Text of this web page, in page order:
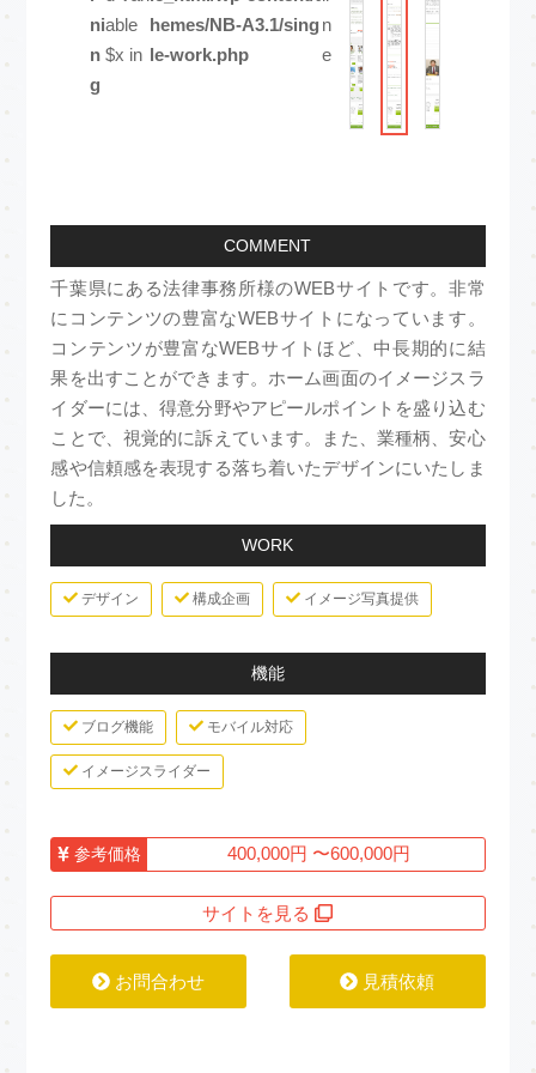
ni
n
g
able
$x in
hemes/NB-A3.1/sing
le-work.php
n
e
COMMENT
千葉県にある法律事務所様のWEBサイトです。非常
にコンテンツの豊富なWEBサイトになっています。
コンテンツが豊富なWEBサイトほど、中長期的に結
果を出すことができます。ホーム画面のイメージスラ
イダーには、得意分野やアピールポイントを盛り込む
ことで、視覚的に訴えています。また、業種柄、安心
感や信頼感を表現する落ち着いたデザインにいたしま
した。
WORK
デザイン 構成企画 イメージ写真提供
機能
ブログ機能 モバイル対応
イメージスライダー
参考価格 400,000円 〜600,000円
サイトを見る
お問合わせ 見積依頼